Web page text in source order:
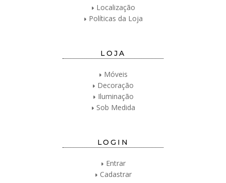
Localização
Políticas da Loja
LOJA
Móveis
Decoração
Iluminação
Sob Medida
LOGIN
Entrar
Cadastrar